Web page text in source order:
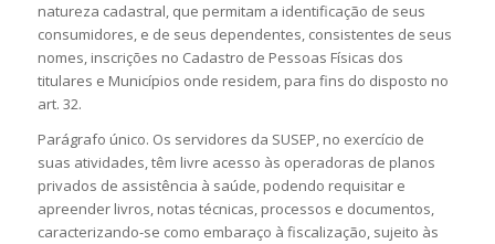
natureza cadastral, que permitam a identificação de seus
consumidores, e de seus dependentes, consistentes de seus
nomes, inscrições no Cadastro de Pessoas Físicas dos
titulares e Municípios onde residem, para fins do disposto no
art. 32.
Parágrafo único. Os servidores da SUSEP, no exercício de
suas atividades, têm livre acesso às operadoras de planos
privados de assistência à saúde, podendo requisitar e
apreender livros, notas técnicas, processos e documentos,
caracterizando-se como embaraço à fiscalização, sujeito às